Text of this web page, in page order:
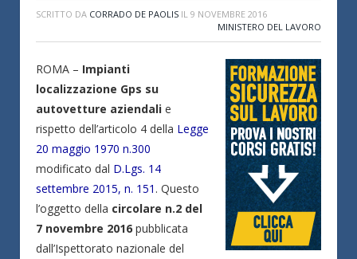
SCRITTO DA CORRADO DE PAOLIS IL 9 NOVEMBRE 2016
MINISTERO DEL LAVORO
ROMA – Impianti
localizzazione Gps su
autovetture aziendali e
rispetto dell’articolo 4 della Legge
20 maggio 1970 n.300
modificato dal D.Lgs. 14
settembre 2015, n. 151 . Questo
l’oggetto della circolare n.2 del
7 novembre 2016 pubblicata
dall’Ispettorato nazionale del